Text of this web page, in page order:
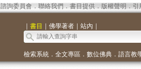
諮詢委員會． 聯絡我們 ． 書目提供． 版權聲明 ． 引
｜ 書目 ｜ 佛學著者｜ 站內 ｜
檢索系統． 全文專區 ． 數位佛典． 語言教